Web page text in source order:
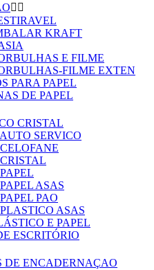
 
KRAFT
E FILME
FILME EXTEN
PARA PAPEL
DE PAPEL
CRISTAL
SERVICO
ASAS
PAO
ASAS
E PAPEL
ESCRITÓRIO
DE ENCADERNAÇAO